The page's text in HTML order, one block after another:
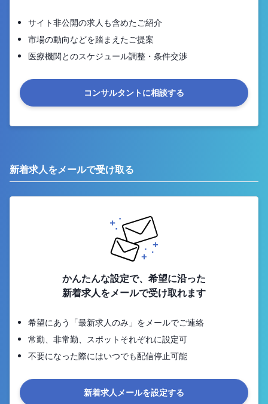
サイト非公開の求人も含めたご紹介
市場の動向などを踏まえたご提案
医療機関とのスケジュール調整・条件交渉
コンサルタントに相談する
新着求人をメールで受け取る
かんたんな設定で、希望に沿った
新着求人をメールで受け取れます
希望にあう「最新求人のみ」をメールでご連絡
常勤、非常勤、スポットそれぞれに設定可
不要になった際にはいつでも配信停止可能
新着求人メールを設定する